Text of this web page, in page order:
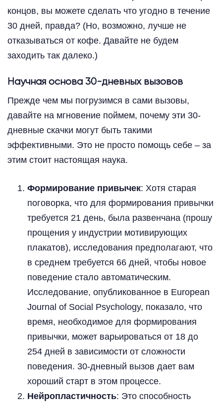
концов, вы можете сделать что угодно в течение
30 дней, правда? (Но, возможно, лучше не
отказываться от кофе. Давайте не будем
заходить так далеко.)
Научная основа 30-дневных вызовов
Прежде чем мы погрузимся в сами вызовы,
давайте на мгновение поймем, почему эти 30-
дневные скачки могут быть такими
эффективными. Это не просто помощь себе – за
этим стоит настоящая наука.
Формирование привычек: Хотя старая
поговорка, что для формирования привычки
требуется 21 день, была развенчана (прошу
прощения у индустрии мотивирующих
плакатов), исследования предполагают, что
в среднем требуется 66 дней, чтобы новое
поведение стало автоматическим.
Исследование, опубликованное в European
Journal of Social Psychology, показало, что
время, необходимое для формирования
привычки, может варьироваться от 18 до
254 дней в зависимости от сложности
поведения. 30-дневный вызов дает вам
хороший старт в этом процессе.
Нейропластичность: Это способность